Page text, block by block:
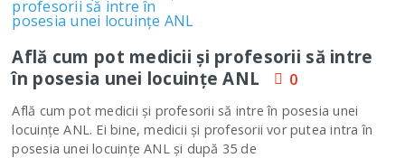
Află cum pot medicii şi profesorii să intre
în posesia unei locuinţe ANL
0
Află cum pot medicii şi profesorii să intre în posesia unei
locuinţe ANL. Ei bine, medicii şi profesorii vor putea intra în
posesia unei locuinţe ANL şi după 35 de